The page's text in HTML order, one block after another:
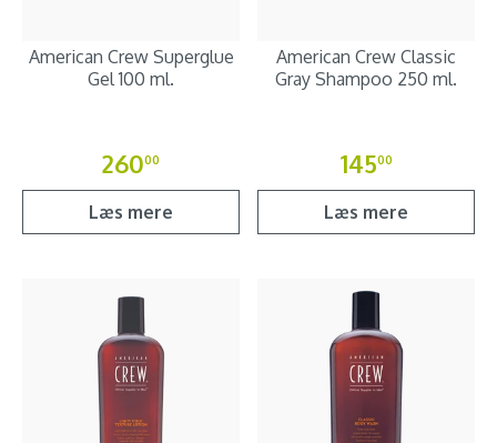
American Crew Superglue
Gel 100 ml.
26000
Læs mere
American Crew Classic
Gray Shampoo 250 ml.
14500
Læs mere